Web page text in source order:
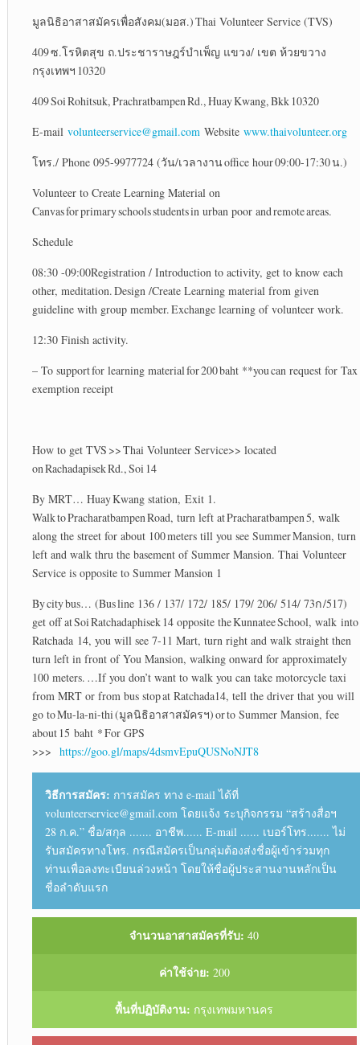
มูลนิธิอาสาสมัครเพื่อสังคม(มอส.) Thai Volunteer Service (TVS)
409 ซ.โรหิตสุข ถ.ประชาราษฎร์บำเพ็ญ แขวง/ เขต ห้วยขวาง
กรุงเทพฯ 10320
409 Soi Rohitsuk, Prachratbampen Rd., Huay Kwang, Bkk 10320
E-mail volunteerservice@gmail.comWebsite www.thaivolunteer.org
โทร./ Phone 095-9977724 (วัน/เวลางาน office hour 09:00-17:30 น.)
Volunteer to Create Learning Material on
Canvas for primary schools students in urban poor and remote areas.
Schedule
08:30 -09:00Registration / Introduction to activity, get to know each
other, meditation. Design /Create Learning material from given
guideline with group member. Exchange learning of volunteer work.
12:30 Finish activity.
– To support for learning material for 200 baht **you can request for Tax
exemption receipt
How to get TVS >> Thai Volunteer Service>> located
on Rachadapisek Rd., Soi 14
By MRT… Huay Kwang station, Exit 1.
Walk to Pracharatbampen Road, turn left at Pracharatbampen 5, walk
along the street for about 100 meters till you see Summer Mansion, turn
left and walk thru the basement of Summer Mansion. Thai Volunteer
Service is opposite to Summer Mansion 1
By city bus… (Bus line 136 / 137/ 172/ 185/ 179/ 206/ 514/ 73ก /517)
get off at Soi Ratchadaphisek 14 opposite the Kunnatee School, walk into
Ratchada 14, you will see 7-11 Mart, turn right and walk straight then
turn left in front of You Mansion, walking onward for approximately
100 meters. …If you don’t want to walk you can take motorcycle taxi
from MRT or from bus stop at Ratchada14, tell the driver that you will
go to Mu-la-ni-thi (มูลนิธิอาสาสมัครฯ) or to Summer Mansion, fee
about 15 baht * For GPS
>>> https://goo.gl/maps/4dsmvEpuQUSNoNJT8
วิธีการสมัคร: การสมัคร ทาง e-mail ได้ที่
volunteerservice@gmail.com โดยแจ้ง ระบุกิจกรรม “สร้างสื่อฯ
28 ก.ค.” ชื่อ/สกุล ....... อาชีพ...... E-mail ...... เบอร์โทร....... ไม่
รับสมัครทางโทร. กรณีสมัครเป็นกลุ่มต้องส่งชื่อผู้เข้าร่วมทุก
ท่านเพื่อลงทะเบียนล่วงหน้า โดยให้ชื่อผู้ประสานงานหลักเป็น
ชื่อลำดับแรก
จำนวนอาสาสมัครที่รับ: 40
ค่าใช้จ่าย: 200
พื้นที่ปฏิบัติงาน: กรุงเทพมหานคร